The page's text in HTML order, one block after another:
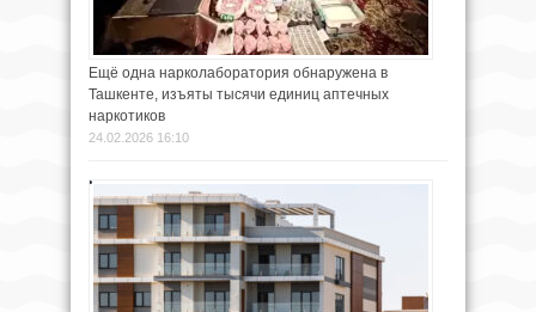
Ещё одна нарколаборатория обнаружена в
Ташкенте, изъяты тысячи единиц аптечных
наркотиков
24.02.2026 16:10